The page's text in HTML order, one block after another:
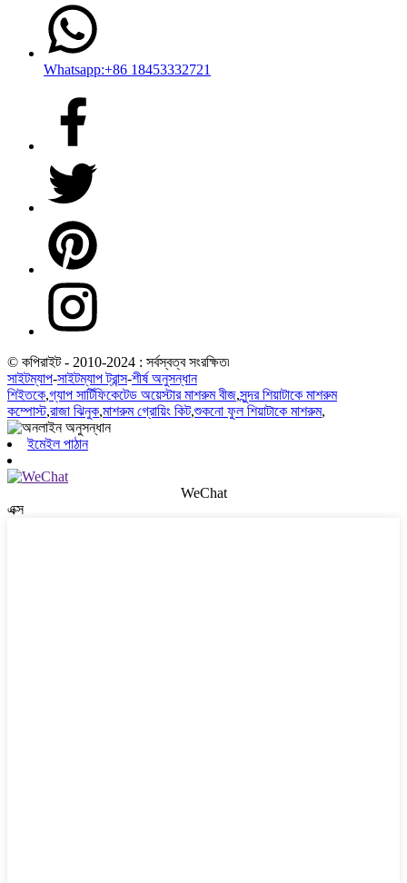
Whatsapp:+86 18453332721
© কপিরাইট - 2010-2024 : সর্বস্বত্ব সংরক্ষিত৷
সাইটম্যাপ-সাইটম্যাপ ট্রান্স-শীর্ষ অনুসন্ধান
শিইতকে,গ্যাপ সার্টিফিকেটেড অয়েস্টার মাশরুম বীজ,সুন্দর শিয়াটাকে মাশরুম
কম্পোস্ট,রাজা ঝিনুক,মাশরুম গ্রোয়িং কিট,শুকনো ফুল শিয়াটাকে মাশরুম,
ইমেইল পাঠান
WeChat
এক্স